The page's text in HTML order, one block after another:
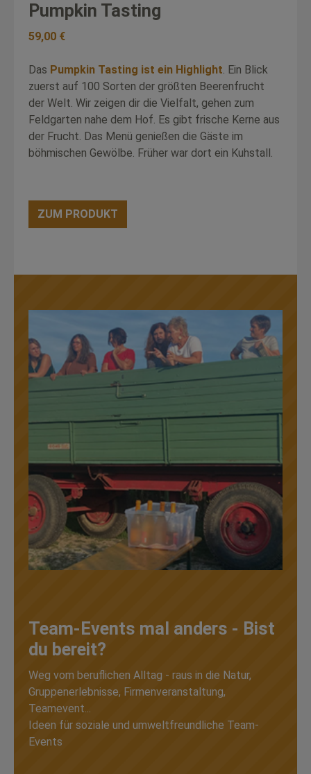
Pumpkin Tasting
59,00 €
Das Pumpkin Tasting ist ein Highlight. Ein Blick
zuerst auf 100 Sorten der größten Beerenfrucht
der Welt. Wir zeigen dir die Vielfalt, gehen zum
Feldgarten nahe dem Hof. Es gibt frische Kerne aus
der Frucht. Das Menü genießen die Gäste im
böhmischen Gewölbe. Früher war dort ein Kuhstall.
ZUM PRODUKT
Team-Events mal anders - Bist
du bereit?
Weg vom beruflichen Alltag - raus in die Natur,
Gruppenerlebnisse, Firmenveranstaltung,
Teamevent...
Ideen für soziale und umweltfreundliche Team-
Events